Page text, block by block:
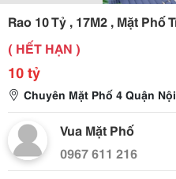
Rao 10 Tỷ , 17M2 , Mặt
( HẾT HẠN )
10 tỷ
Chuyên Mặt Phố 4 Quận
Vua Mặt Phố
0967 611 216